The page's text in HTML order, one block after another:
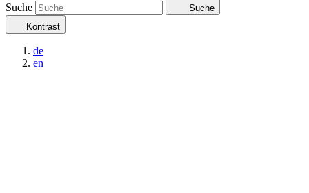
Suche
Suche
Kontrast
de
en